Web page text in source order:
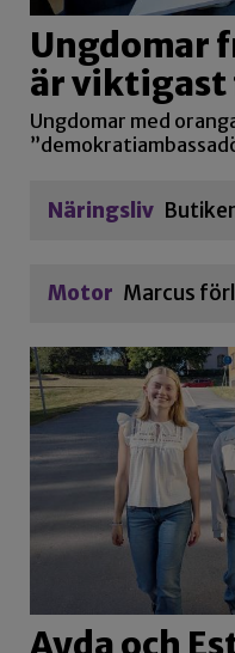
Ungdomar
är viktigast
Ungdomar med
Näringsliv
Motor Marcus